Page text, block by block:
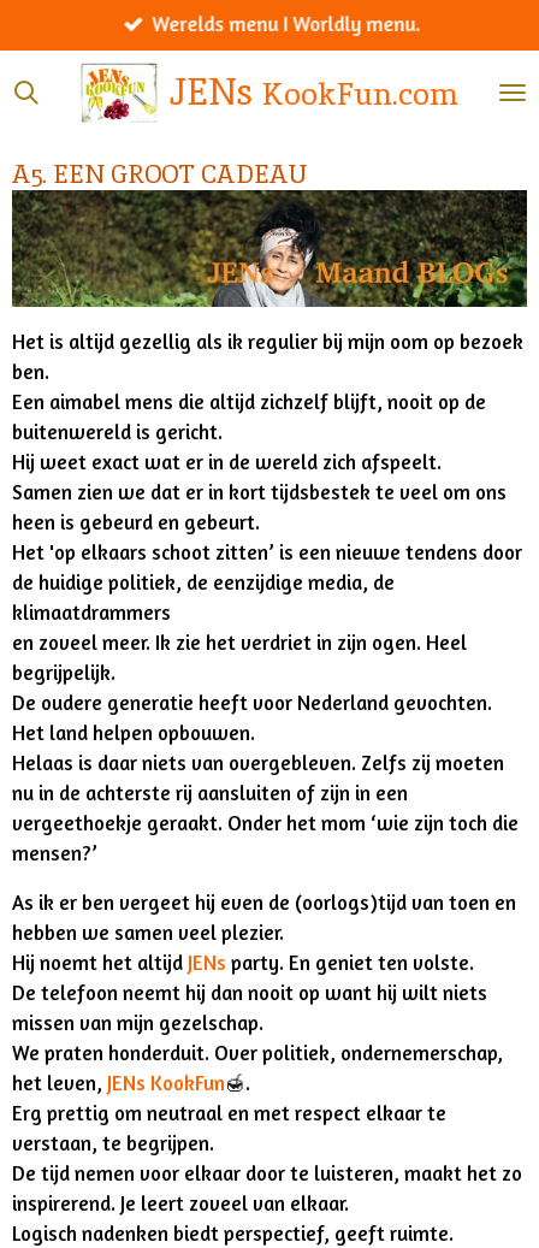
direct
naar
JENsKookFun.com
Werelds menu I Worldly menu.
A5. EEN GROOT CADEAU
Het is altijd gezellig als ik regulier bij mijn oom op bezoek
ben.
Een aimabel mens die altijd zichzelf blijft, nooit op de
buitenwereld is gericht.
Hij weet exact wat er in de wereld zich afspeelt.
Samen zien we dat er in kort tijdsbestek te veel om ons
heen is gebeurd en gebeurt.
Het 'op elkaars schoot zitten’ is een nieuwe tendens door
de huidige politiek, de eenzijdige media, de
klimaatdrammers
en zoveel meer. Ik zie het verdriet in zijn ogen. Heel
begrijpelijk.
De oudere generatie heeft voor Nederland gevochten.
Het land helpen opbouwen.
Helaas is daar niets van overgebleven. Zelfs zij moeten
nu in de achterste rij aansluiten of zijn in een
vergeethoekje geraakt. Onder het mom ‘wie zijn toch die
mensen?’
As ik er ben vergeet hij even de (oorlogs)tijd van toen en
hebben we samen veel plezier.
Hij noemt het altijd JENs party. En geniet ten volste.
De telefoon neemt hij dan nooit op want hij wilt niets
missen van mijn gezelschap.
We praten honderduit. Over politiek, ondernemerschap,
het leven, JENs KookFun🍯.
Erg prettig om neutraal en met respect elkaar te
verstaan, te begrijpen.
De tijd nemen voor elkaar door te luisteren, maakt het zo
inspirerend. Je leert zoveel van elkaar.
Logisch nadenken biedt perspectief, geeft ruimte.